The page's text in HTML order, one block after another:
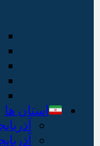
استان ها